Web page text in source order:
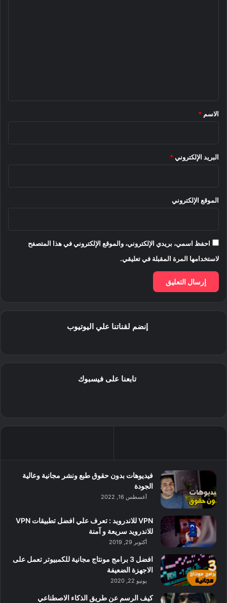
*
الاسم *
البريد الإلكتروني *
الموقع الإلكتروني
احفظ اسمي، بريدي الإلكتروني، والموقع الإلكتروني في هذا المتصفح
لاستخدامها المرة المقبلة في تعليقي.
إنضم لقناتنا علي اليوتيوب
تابعنا على فيسبوك
فيديوهات بدون حقوق طبع ونشر مجانية وعالية
الجودة
أغسطس 16, 2022
VPN للاندرويد : تعرف علي افضل تطبيقات VPN
للاندرويد سريعة و آمنة
أكتوبر 29, 2019
افضل 3 برامج مونتاج مجانية للكمبيوتر تعمل على
الاجهزة الضعيفة
يونيو 22, 2020
كيف الرسم عن طريق الذكاء الاصطناعي